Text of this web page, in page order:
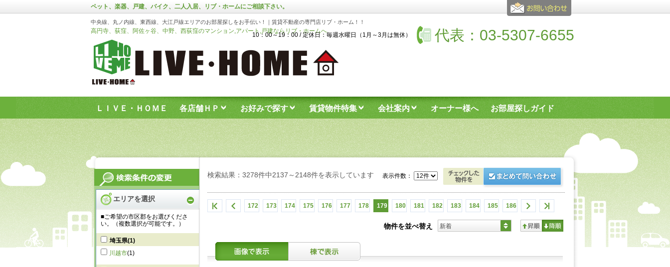
エリアを選択
■ご希望の市区郡をお選びくださ
い。（複数選択が可能です。）
埼玉県(1)
川越市(1)
ペット、楽器、戸建、バイク、二人入居、リブ・ホームにご相談下さい。
中央線、丸ノ内線、東西線、大江戸線エリアのお部屋探しをお手伝い！｜賃貸不動産の専門店リブ・ホーム！！
高円寺、荻窪、阿佐ヶ谷、中野、西荻窪のマンション,アパート,戸建ならリブ・ホームへ 代表：03-5307-6655
10：00～19：00 / 定休日：毎週水曜日（1月～3月は無休）
ＬＩＶＥ・ＨＯＭＥ 各店舗ＨＰ お好みで探す 賃貸物件特集 会社案内 オーナー様へ お部屋探しガイド
お問い合わせフォーム
検索結果：3278件中2137～2148件を表示しています
172 173 174 175 176 177 178 179 180 181 182 183 184 185 186
表示件数：
物件を並べ替え 新着